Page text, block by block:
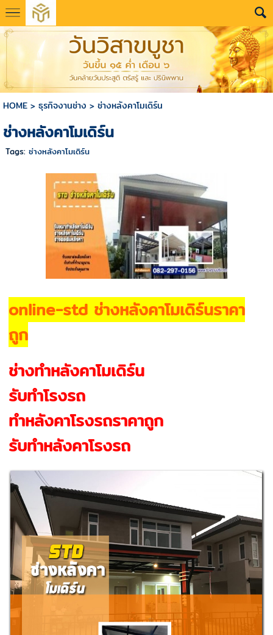
HOME> ธุรกิจงานช่าง > ช่างหลังคาโมเดิร์น
ช่างหลังคาโมเดิร์น
Tags: ช่างหลังคาโมเดิร์น
online-std ช่างหลังคาโมเดิร์นราคา
ถูก
ช่างทำหลังคาโมเดิร์น
รับทำโรงรถ
ทําหลังคาโรงรถราคาถูก
รับทำหลังคาโรงรถ